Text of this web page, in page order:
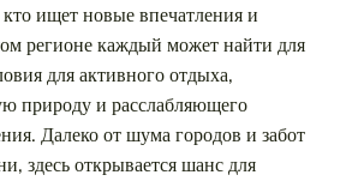
ищет новые впечатления и
регионе каждый может найти для
для активного отдыха,
природу и расслабляющего
Далеко от шума городов и забот
здесь открывается шанс для